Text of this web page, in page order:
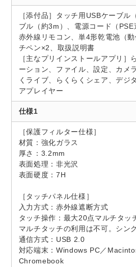
［添付品］タッチ用USBケーブル
ブル（約3m）、電源コード（PSE
赤外線リモコン、単4形乾電池（
チペン×2、取扱説明書
［主なプリインストールアプリ］
ーション、ファイル、設定、カメ
くライブ、らくらくシェア、デジ
アプレイヤー
仕様1
［保護フィルター仕様］
材質：強化ガラス
厚さ：3.2mm
表面処理：非光沢
表面硬度：7H
［タッチパネル仕様］
入力方式：赤外線遮断方式
タッチ操作：最大20点マルチタ
マルチタッチの利用は不可。シン
通信方式：USB 2.0
対応端末：Windows PC／
Chromebook